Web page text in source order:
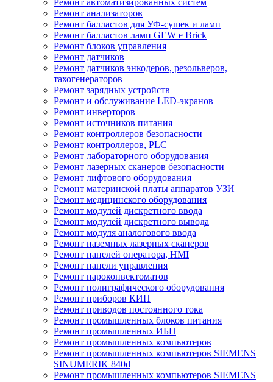
Ремонт автоматизированных систем
Ремонт анализаторов
Ремонт балластов для УФ-сушек и ламп
Ремонт балластов ламп GEW e Brick
Ремонт блоков управления
Ремонт датчиков
Ремонт датчиков энкодеров, резольверов,
тахогенераторов
Ремонт зарядных устройств
Ремонт и обслуживание LED-экранов
Ремонт инверторов
Ремонт источников питания
Ремонт контроллеров безопасности
Ремонт контроллеров, PLC
Ремонт лабораторного оборудования
Ремонт лазерных сканеров безопасности
Ремонт лифтового оборудования
Ремонт материнской платы аппаратов УЗИ
Ремонт медицинского оборудования
Ремонт модулей дискретного ввода
Ремонт модулей дискретного вывода
Ремонт модуля аналогового ввода
Ремонт наземных лазерных сканеров
Ремонт панелей оператора, HMI
Ремонт панели управления
Ремонт пароконвектоматов
Ремонт полиграфического оборудования
Ремонт приборов КИП
Ремонт приводов постоянного тока
Ремонт промышленных блоков питания
Ремонт промышленных ИБП
Ремонт промышленных компьютеров
Ремонт промышленных компьютеров SIEMENS
SINUMERIK 840d
Ремонт промышленных компьютеров SIEMENS